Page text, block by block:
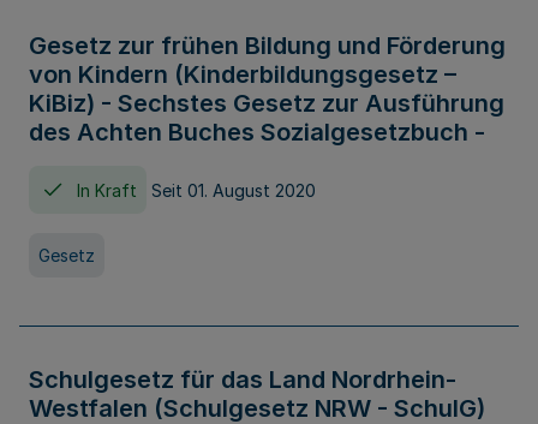
Gesetz zur frühen Bildung und Förderung
von Kindern (Kinderbildungsgesetz –
KiBiz) - Sechstes Gesetz zur Ausführung
des Achten Buches Sozialgesetzbuch -
In Kraft Seit 01. August 2020
Gesetz
Schulgesetz für das Land Nordrhein-
Westfalen (Schulgesetz NRW - SchulG)